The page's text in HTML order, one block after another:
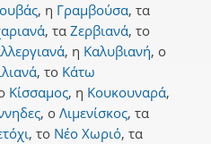
, η Γραμβούσα, τα
, τα Ζερβιανά, το
, η Καλυβιανή, ο
, το Κάτω
Κίσσαμος, η Κουκουναρά,
, ο Λιμενίσκος, τα
, το Νέο Χωριό, τα